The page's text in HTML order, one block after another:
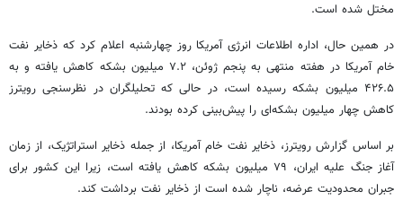
مختل شده است.
در همین حال، اداره اطلاعات انرژی آمریکا روز چهارشنبه اعلام کرد که ذخایر نفت
خام آمریکا در هفته منتهی به پنجم ژوئن، ۷.۲ میلیون بشکه کاهش یافته و به
۴۲۶.۵ میلیون بشکه رسیده است، در حالی که تحلیلگران در نظرسنجی رویترز
کاهش چهار میلیون بشکه‌ای را پیش‌بینی کرده بودند.
بر اساس گزارش رویترز، ذخایر نفت خام آمریکا، از جمله ذخایر استراتژیک، از زمان
آغاز جنگ علیه ایران، ۷۹ میلیون بشکه کاهش یافته است، زیرا این کشور برای
جبران محدودیت عرضه، ناچار شده است از ذخایر نفت برداشت کند.